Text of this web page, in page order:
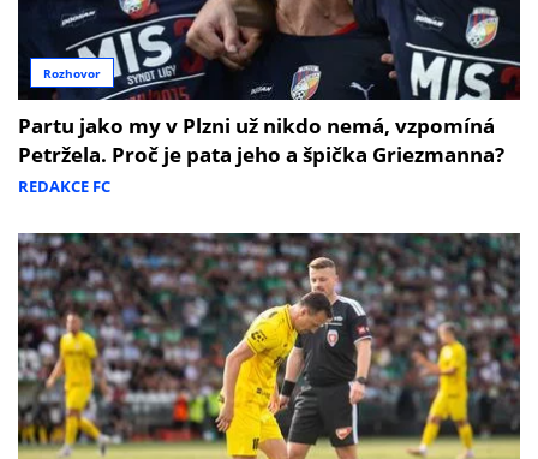
Rozhovor
Partu jako my v Plzni už nikdo nemá, vzpomíná
Petržela. Proč je pata jeho a špička Griezmanna?
REDAKCE FC